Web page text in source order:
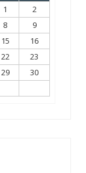
1
2
8
9
15
16
22
23
29
30